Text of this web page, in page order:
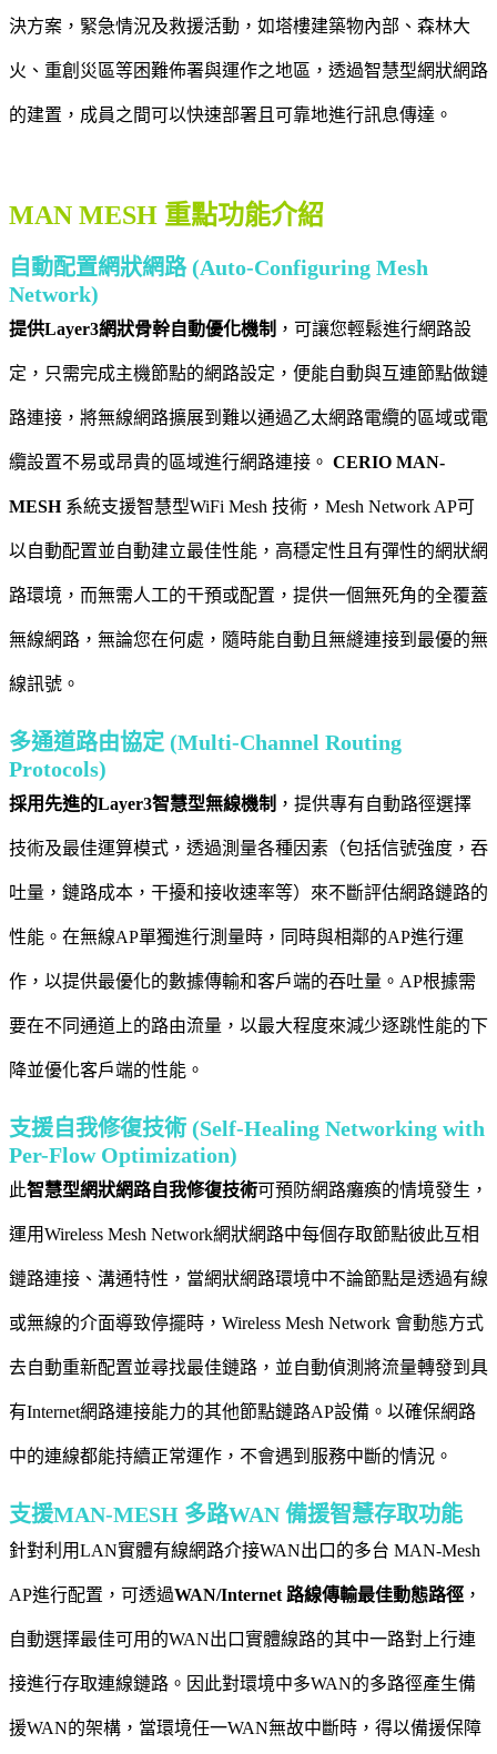
決方案，緊急情況及救援活動，如塔樓建築物內部、森林大
火、重創災區等困難佈署與運作之地區，透過智慧型網狀網路
的建置，成員之間可以快速部署且可靠地進行訊息傳達。
MAN MESH 重點功能介紹
自動配置網狀網路 (Auto-Configuring Mesh
Network)
提供Layer3網狀骨幹自動優化機制 ，可讓您輕鬆進行網路設
定，只需完成主機節點的網路設定，便能自動與互連節點做鏈
路連接，將無線網路擴展到難以通過乙太網路電纜的區域或電
纜設置不易或昂貴的區域進行網路連接。 CERIO MAN-
MESH系統支援智慧型WiFi Mesh 技術，Mesh Network AP可
以自動配置並自動建立最佳性能，高穩定性且有彈性的網狀網
路環境，而無需人工的干預或配置，提供一個無死角的全覆蓋
無線網路，無論您在何處，隨時能自動且無縫連接到最優的無
線訊號。
多通道路由協定 (Multi-Channel Routing
Protocols)
採用先進的Layer3智慧型無線機制 ，提供專有自動路徑選擇
技術及最佳運算模式，透過測量各種因素（包括信號強度，吞
吐量，鏈路成本，干擾和接收速率等）來不斷評估網路鏈路的
性能。在無線AP單獨進行測量時，同時與相鄰的AP進行運
作，以提供最優化的數據傳輸和客戶端的吞吐量。AP根據需
要在不同通道上的路由流量，以最大程度來減少逐跳性能的下
降並優化客戶端的性能。
支援自我修復技術 (Self-Healing Networking with
Per-Flow Optimization)
此智慧型網狀網路自我修復技術可預防網路癱瘓的情境發生，
運用Wireless Mesh Network網狀網路中每個存取節點彼此互相
鏈路連接、溝通特性，當網狀網路環境中不論節點是透過有線
或無線的介面導致停擺時，Wireless Mesh Network 會動態方式
去自動重新配置並尋找最佳鏈路，並自動偵測將流量轉發到具
有Internet網路連接能力的其他節點鏈路AP設備。以確保網路
中的連線都能持續正常運作，不會遇到服務中斷的情況。
支援MAN-MESH 多路WAN 備援智慧存取功能
針對利用LAN實體有線網路介接WAN出口的多台 MAN-Mesh
AP進行配置，可透過WAN/Internet 路線傳輸最佳動態路徑 ，
自動選擇最佳可用的WAN出口實體線路的其中一路對上行連
接進行存取連線鏈路。因此對環境中多WAN的多路徑產生備
援WAN的架構，當環境任一WAN無故中斷時，得以備援保障